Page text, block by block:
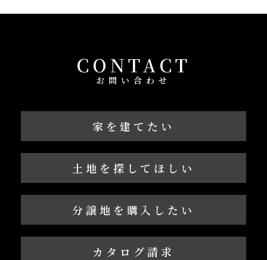
CONTACT
お問い合わせ
家を建てたい
土地を探してほしい
分譲地を購入したい
カタログ請求